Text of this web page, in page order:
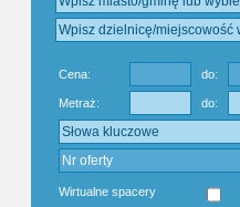
Cena: do:
Metraż: do:
Wirtualne spacery